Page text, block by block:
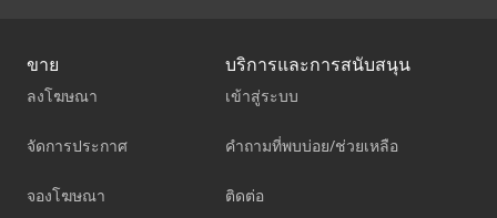
ขาย
ลงโฆษณา
จัดการประกาศ
จองโฆษณา
บริการและการสนับสนุน
เข้าสู่ระบบ
คำถามที่พบบ่อย/ช่วยเหลือ
ติดต่อ